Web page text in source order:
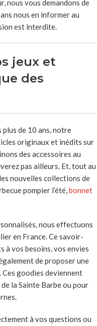
nous vous demandons de
nous en informer au
est interdite.
jeux et
des
plus de 10 ans, notre
originaux et inédits sur
des accessoires au
pas ailleurs. Et, tout au
nouvelles collections de
pompier l’été,bonnet
nous effectuons
en France. Ce savoir-
à vos besoins, vos envies
de proposer une
Ces goodies deviennent
la Sainte Barbe ou pour
à vos questions ou